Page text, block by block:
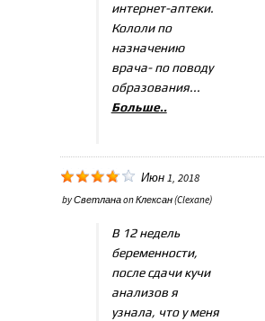
интернет-аптеки.
Кололи по
назначению
врача- по поводу
образования...
Больше..
Июн 1, 2018
byСветланаonКлексан (Clexane)
В 12 недель
беременности,
после сдачи кучи
анализов я
узнала, что у меня